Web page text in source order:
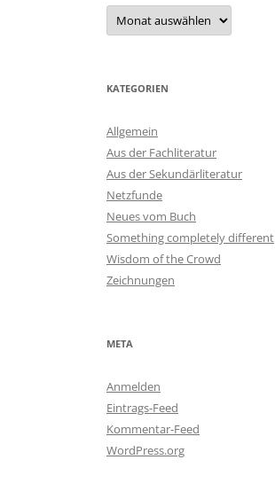
Archiv
KATEGORIEN
Allgemein
Aus der Fachliteratur
Aus der Sekundärliteratur
Netzfunde
Neues vom Buch
Something completely different
Wisdom of the Crowd
Zeichnungen
META
Anmelden
Eintrags-Feed
Kommentar-Feed
WordPress.org